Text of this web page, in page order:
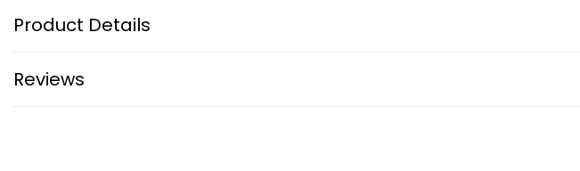
Product Details
Reviews